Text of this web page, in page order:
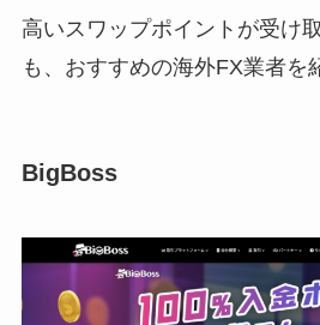
高いスワップポイントが受け
も、おすすめの海外FX業者を
BigBoss